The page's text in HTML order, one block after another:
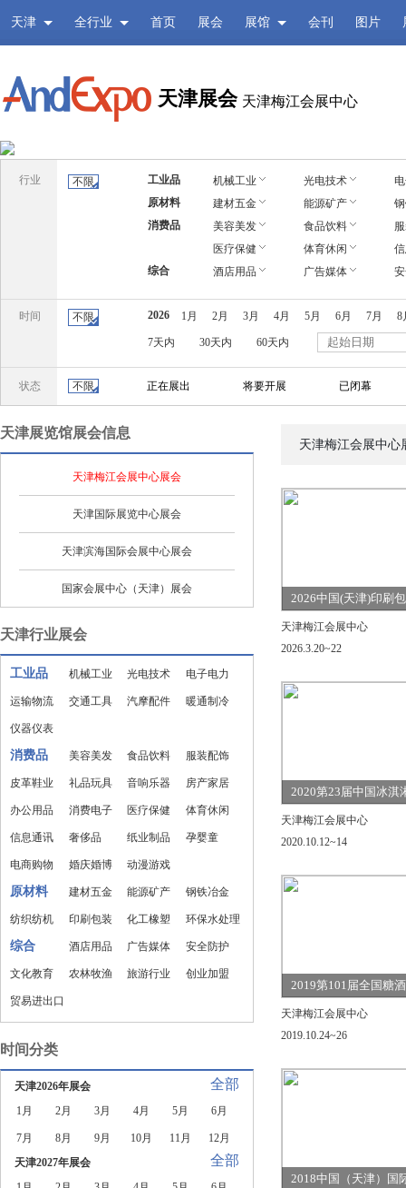
天津 全行业 首页 展会 展馆 会刊 图片
天津展会 天津梅江会展中心
行业 不限 工业品 机械工业 光电技术
原材料
建材五金 能源矿产
消费品
美容美发 食品饮料
医疗保健
体育休闲
综合
酒店用品 广告媒体
时间 不限 2026 1月 2月 3月 4月 5月 6月 7月 8
7天内 30天内 60天内
状态 不限 正在展出 将要开展 已闭幕
天津梅江会展中心
2026中国(天津)印刷
览会
天津梅江会展中心
2026.3.20~22
2020第23届中国冰淇
食品产业博览会
天津梅江会展中心
2020.10.12~14
2019第101届全国糖
会
天津梅江会展中心
2019.10.24~26
2018中国（天津）国
天津展览馆展会信息
天津梅江会展中心展会
天津国际展览中心展会
天津滨海国际会展中心展会
国家会展中心（天津）展会
天津行业展会
工业品 机械工业 光电技术 电子电力
运输物流 交通工具 汽摩配件 暖通制冷
仪器仪表
消费品 美容美发 食品饮料 服装配饰
皮革鞋业 礼品玩具 音响乐器 房产家居
办公用品 消费电子 医疗保健 体育休闲
信息通讯 奢侈品 纸业制品 孕婴童
电商购物 婚庆婚博 动漫游戏
原材料 建材五金 能源矿产 钢铁冶金
纺织纺机 印刷包装 化工橡塑 环保水处理
综合 酒店用品 广告媒体 安全防护
文化教育 农林牧渔 旅游行业 创业加盟
贸易进出口
时间分类
天津2026年展会 全部
1月 2月 3月 4月 5月 6月
7月 8月 9月 10月 11月
12月
天津2027年展会
全部